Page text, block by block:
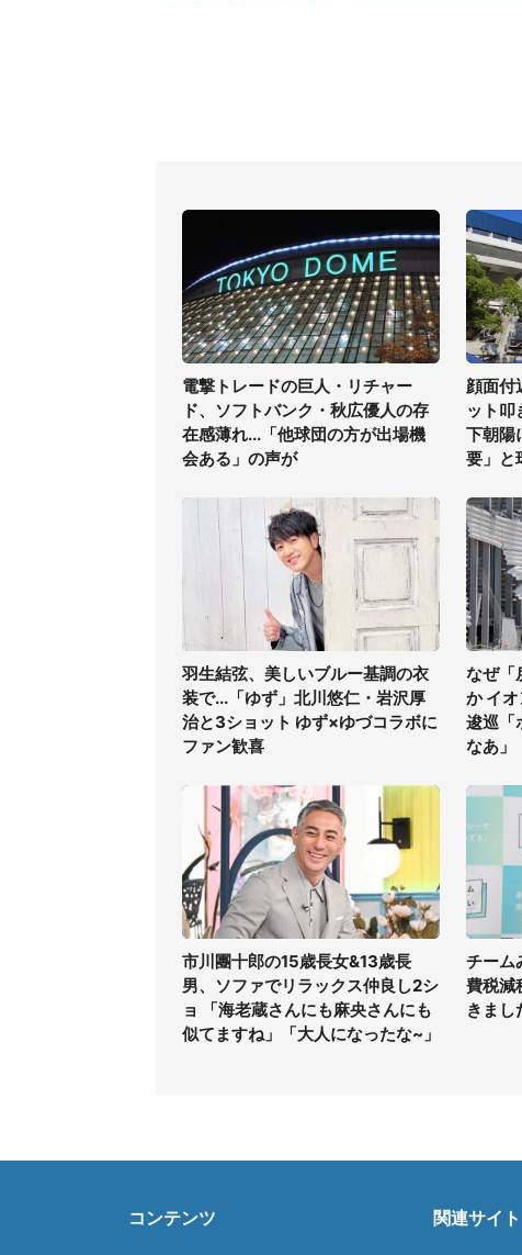
電撃トレードの巨人・リチャー
ド、ソフトバンク・秋広優人の存
在感薄れ...「他球団の方が出場機
会ある」の声が
顔面付
ット叩
下朝陽
要」と
羽生結弦、美しいブルー基調の衣
装で...「ゆず」北川悠仁・岩沢厚
治と3ショット ゆず×ゆづコラボに
ファン歓喜
なぜ「
か イ
逡巡「
なあ」
市川團十郎の15歳長女&13歳長
男、ソファでリラックス仲良し2シ
ョ 「海老蔵さんにも麻央さんにも
似てますね」「大人になったな~」
チーム
費税減
きまし
コンテンツ 関連サイト